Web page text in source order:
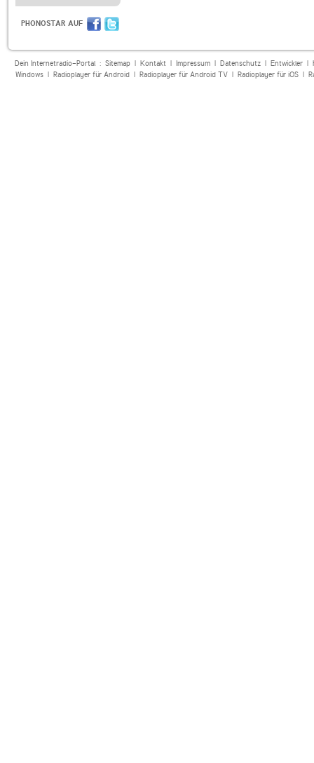
PHONOSTAR AUF
Dein Internetradio-Portal : Sitemap| Kontakt| Impressum| Datenschutz| Entwickler|
Windows| Radioplayer für Android| Radioplayer für Android TV| Radioplayer für iOS|